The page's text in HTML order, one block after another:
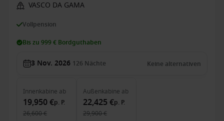
VASCO DA GAMA
Vollpension
Bis zu 999 € Bordguthaben
3 Nov. 2026 126 Nächte Keine alternativen
Innenkabine ab
19,950 €p. P.
26,600 €
Außenkabine ab
22,425 €p. P.
29,900 €